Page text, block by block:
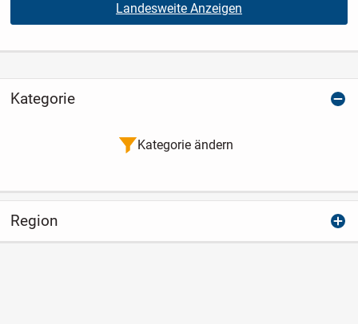
Landesweite Anzeigen
Kategorie
Kategorie ändern
Region